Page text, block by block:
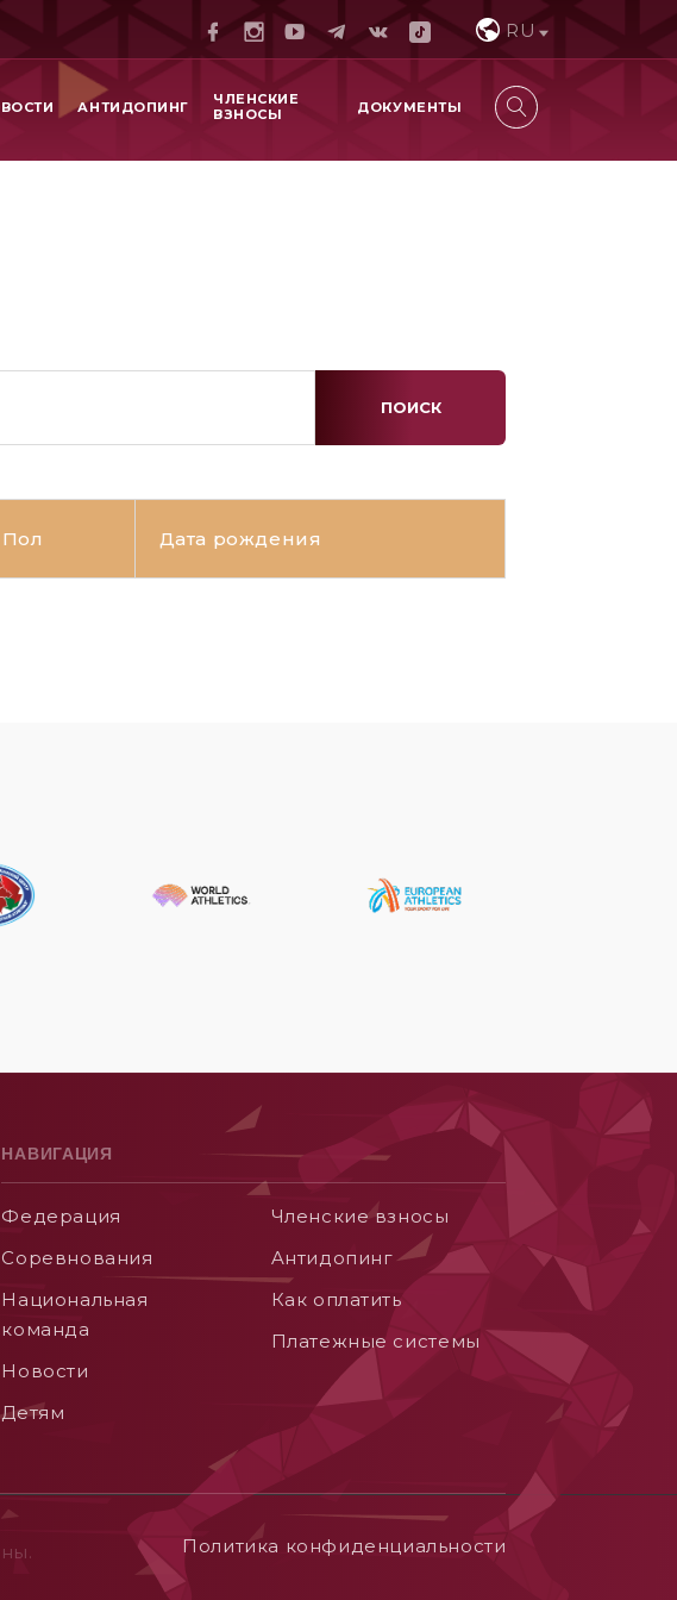
RU
АНТИДОПИНГ
ЧЛЕНСКИЕ
ВЗНОСЫ
ДОКУМЕНТЫ
ПОИСК
Пол Дата рождения
НАВИГАЦИЯ
Федерация
Соревнования
Национальная
команда
Новости
Детям
Членские взносы
Aнтидопинг
Как оплатить
Платежные системы
Политика конфиденциальности